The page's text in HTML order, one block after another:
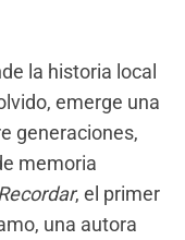
la historia local
emerge una
generaciones,
memoria
, el primer
una autora